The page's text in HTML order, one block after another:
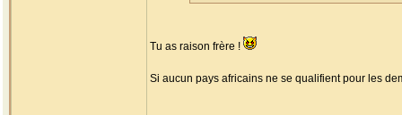
Tu as raison frère !
Si aucun pays africains ne se qualifient pour les